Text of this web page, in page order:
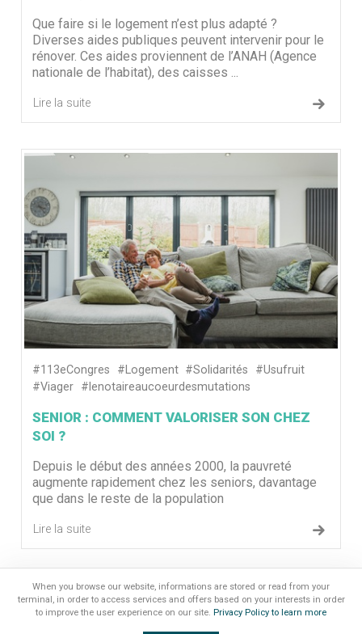
Que faire si le logement n’est plus adapté ?
Diverses aides publiques peuvent intervenir pour le
rénover. Ces aides proviennent de l’ANAH (Agence
nationale de l’habitat), des caisses ...
Lire la suite
#113eCongres #Logement #Solidarités
#Usufruit
#Viager
#lenotaireaucoeurdesmutations
SENIOR : COMMENT VALORISER SON CHEZ
SOI ?
Depuis le début des années 2000, la pauvreté
augmente rapidement chez les seniors, davantage
que dans le reste de la population
Lire la suite
»
When you browse our website, informations are stored or read from your
terminal, in order to access services and offers based on your interests in order
to improve the user experience on our site. Privacy Policy to learn more